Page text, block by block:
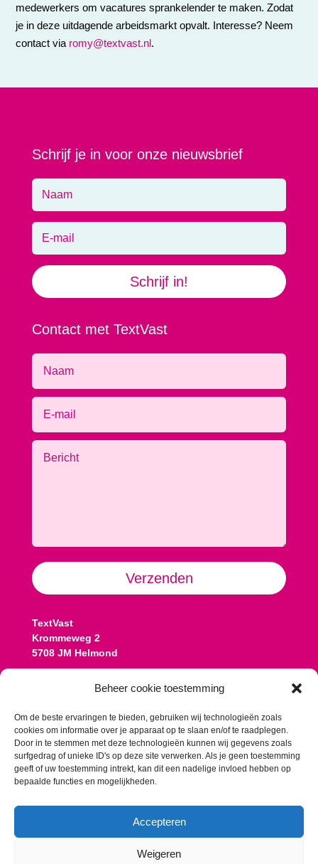
Beheer cookie toestemming
Om de beste ervaringen te bieden, gebruiken wij technologieën zoals
cookies om informatie over je apparaat op te slaan en/of te raadplegen.
Door in te stemmen met deze technologieën kunnen wij gegevens zoals
surfgedrag of unieke ID's op deze site verwerken. Als je geen toestemming
geeft of uw toestemming intrekt, kan dit een nadelige invloed hebben op
bepaalde functies en mogelijkheden.
Accepteren
Weigeren
medewerkers om vacatures sprankelender te maken. Zodat
je in deze uitdagende arbeidsmarkt opvalt. Interesse? Neem
contact via romy@textvast.nl.
Schrijf je in voor onze nieuwsbrief
Schrijf in!
Contact met TextVast
Verzenden
Alternative:
TextVast
Krommeweg 2
5708 JM Helmond
Koen: 06 13 77 08 25
Romy: 06 10 57 13 58
romy@textvast.nl
Onze algemene voorwaarden